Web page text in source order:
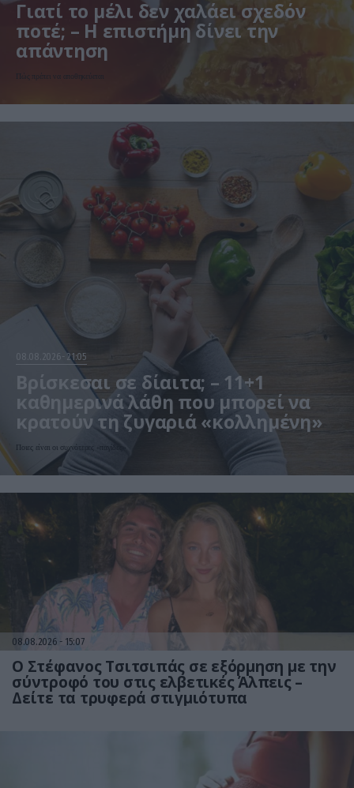
Γιατί το μέλι δεν χαλάει σχεδόν
ποτέ; – Η επιστήμη δίνει την
απάντηση
Πώς πρέπει να αποθηκεύεται
08.08.2026 21:05
Βρίσκεσαι σε δίαιτα; – 11+1
καθημερινά λάθη που μπορεί να
κρατούν τη ζυγαριά «κολλημένη»
Ποιες είναι οι συχνότερες «παγίδες»
08.08.2026 15:07
Ο Στέφανος Τσιτσιπάς σε εξόρμηση με την
σύντροφό του στις ελβετικές Άλπεις –
Δείτε τα τρυφερά στιγμιότυπα